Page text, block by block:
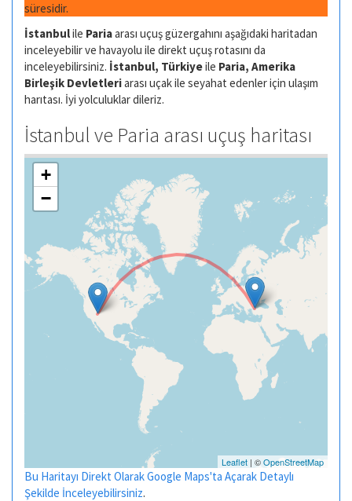
süresidir.
İstanbulile Pariaarası uçuş güzergahını aşağıdaki haritadan
inceleyebilir ve havayolu ile direkt uçuş rotasını da
inceleyebilirsiniz. İstanbul, Türkiyeile Paria, Amerika
Birleşik Devletleriarası uçak ile seyahat edenler için ulaşım
harıtası. İyi yolculuklar dileriz.
İstanbul ve Paria arası uçuş haritası
+
−
Leaflet | ©OpenStreetMap
Bu Haritayı Direkt Olarak Google Maps'ta Açarak Detaylı
Şekilde İnceleyebilirsiniz.